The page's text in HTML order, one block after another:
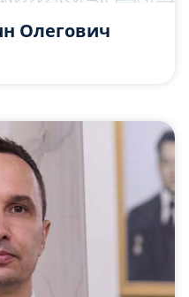
Олегович